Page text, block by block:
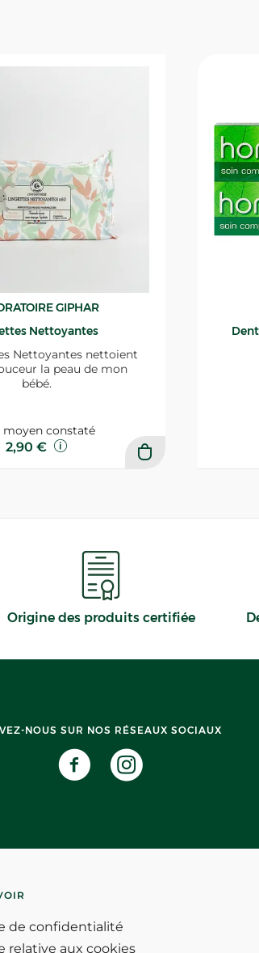
GIPHAR
Nettoyantes
Nettoyantes nettoient
la peau de mon
bébé.
moyen constaté
2,90 €
Origine des produits certifiée
NOUS SUR NOS RÉSEAUX SOCIAUX
de confidentialité
relative aux cookies